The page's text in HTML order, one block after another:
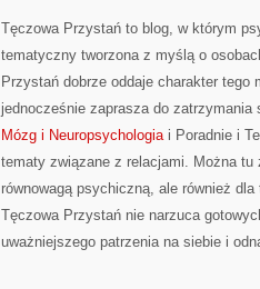
Tęczowa Przystań to blog, w którym
tematyczny tworzona z myślą o
Przystań dobrze oddaje charakter
jednocześnie zaprasza do
Mózg i Neuropsychologia i Poradnie i
tematy związane z relacjami. Można
równowagą psychiczną, ale również
Tęczowa Przystań nie narzuca
uważniejszego patrzenia na siebie i